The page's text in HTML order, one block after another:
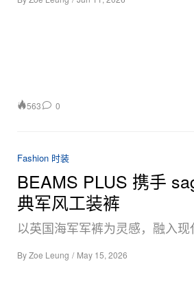
563 0
Fashion 时装
BEAMS PLUS 携手
典军风工装裤
以英国海军军裤为灵感，融入现
ByZoe Leung / May 15, 2026